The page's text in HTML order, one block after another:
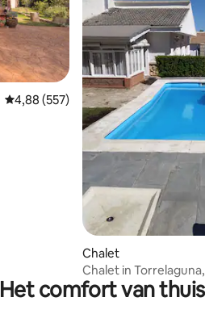
Gemiddelde beoordeling van 4,88
4,88 (557)
Chalet
Chalet in Torrelaguna,
Het comfort van